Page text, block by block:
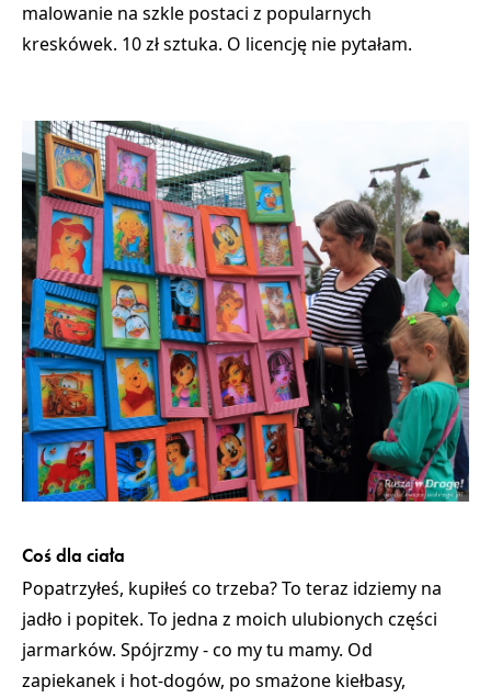
malowanie na szkle postaci z popularnych
kreskówek. 10 zł sztuka. O licencję nie pytałam.
Coś dla ciała
Popatrzyłeś, kupiłeś co trzeba? To teraz idziemy na
jadło i popitek. To jedna z moich ulubionych części
jarmarków. Spójrzmy - co my tu mamy. Od
zapiekanek i hot-dogów, po smażone kiełbasy,